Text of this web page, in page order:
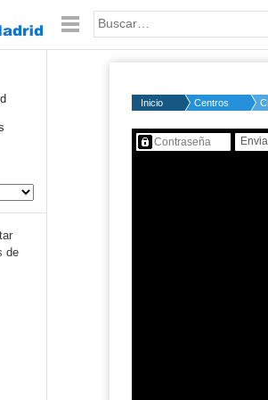
Palabra o frase:
de
Inicio Centros
Contenido protegido…